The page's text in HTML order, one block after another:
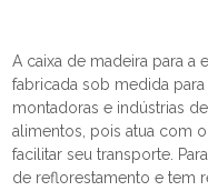
A caixa de madeira para
fabricada sob medida
montadoras e indústrias
alimentos, pois atua com
facilitar seu transporte.
de reflorestamento e tem